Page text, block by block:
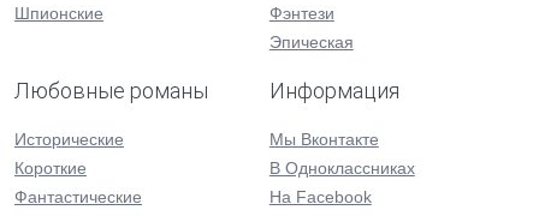
Шпионские
Фэнтези
Эпическая
Любовные романы
Исторические
Короткие
Фантастические
Информация
Мы Вконтакте
В Одноклассниках
На Facebook